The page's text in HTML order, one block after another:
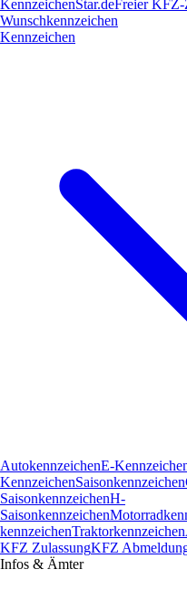
KennzeichenStar.deFreier KFZ-
Wunschkennzeichen
Kennzeichen
AutokennzeichenE-
KennzeichenSaisonkennzeichen
SaisonkennzeichenH-
Saisonkennzeichen
kennzeichenTraktorkennzeichen
KFZ ZulassungKFZ
Infos & Ämter